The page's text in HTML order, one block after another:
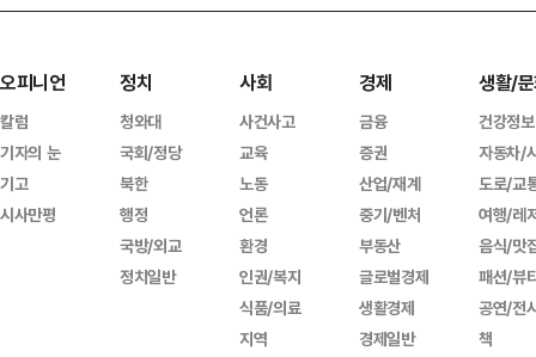
오피니언
칼럼
기자의 눈
기고
시사만평
정치
청와대
국회/정당
북한
행정
국방/외교
정치일반
사회
사건사고
교육
노동
언론
환경
인권/복지
식품/의료
지역
경제
금융
증권
산업/재계
중기/벤처
부동산
글로벌경제
생활경제
경제일반
생활/
건강정보
자동차/
도로/교
여행/레
음식/맛
패션/뷰
공연/전
책